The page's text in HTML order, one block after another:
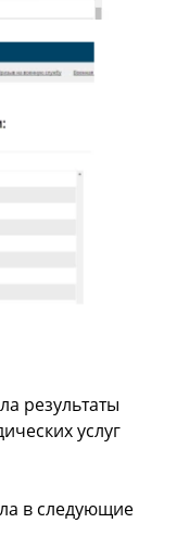
результаты
услуг
в следующие